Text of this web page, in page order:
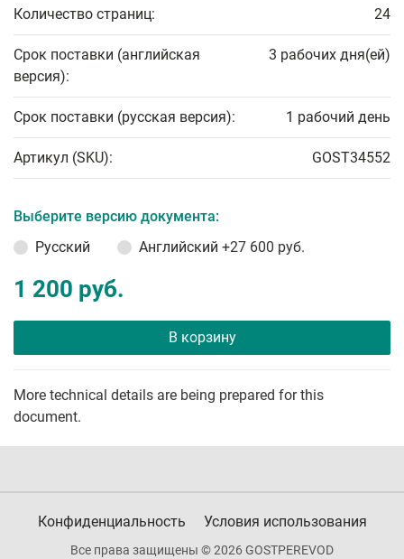
Количество страниц: 24
Срок поставки (английская
версия):
3 рабочих дня(ей)
Срок поставки (русская версия): 1 рабочий день
Артикул (SKU): GOST34552
Выберите версию документа:
Русский
Английский +27 600 руб.
1 200 руб.
В корзину
More technical details are being prepared for this
document.
Конфиденциальность Условия использования
Все права защищены © 2026 GOSTPEREVOD